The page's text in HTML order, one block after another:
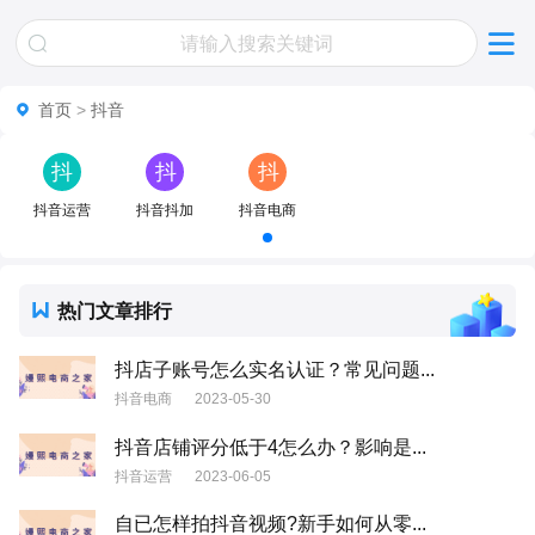
首页 > 抖音
抖
音
抖音运营
抖
音
抖音抖加
抖
音
电
抖音电商
热门文章排行
抖店子账号怎么实名认证？常见问题...
抖音电商 2023-05-30
抖音店铺评分低于4怎么办？影响是...
抖音运营 2023-06-05
自已怎样拍抖音视频?新手如何从零...